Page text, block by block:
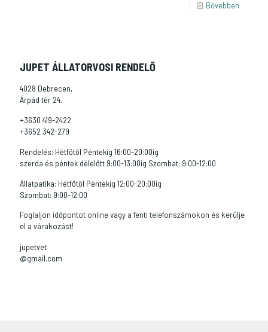
Bővebben
JUPET ÁLLATORVOSI RENDELŐ
4028 Debrecen,
Árpád tér 24.
+3630 419-2422
+3652 342-279
Rendelés: Hétfőtől Péntekig 16:00-20:00ig
szerda és péntek délelőtt 9:00-13:00ig Szombat: 9:00-12:00
Állatpatika: Hétfőtől Péntekig 12:00-20:00ig
Szombat: 9:00-12:00
Foglaljon időpontot online vagy a fenti telefonszámokon és kerülje
el a várakozást!
jupetvet
@gmail.com